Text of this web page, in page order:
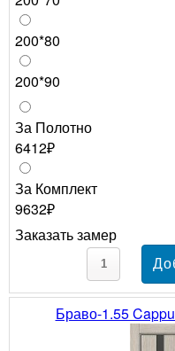
200*80
200*90
За Полотно
6412₽
За Комплект
9632₽
Заказать замер
Браво-1.55